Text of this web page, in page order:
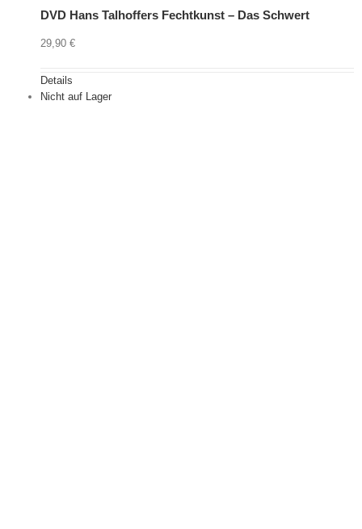
DVD Hans Talhoffers Fechtkunst – Das Schwert
29,90 €
Details
Nicht auf Lager